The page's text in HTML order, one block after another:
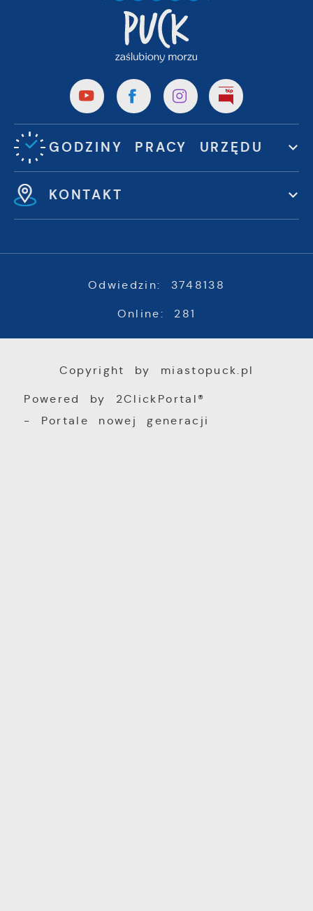
GODZINY PRACY URZĘDU
KONTAKT
Odwiedzin: 3748138
Online: 281
Copyright by miastopuck.pl
Powered by 2ClickPortal®
- Portale nowej generacji